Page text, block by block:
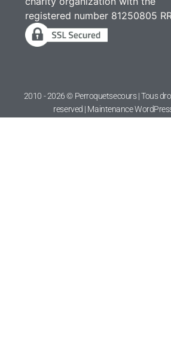
registered number 81250805
2010 - 2026 © Perroquetsecours | Tous
reserved | Maintenance